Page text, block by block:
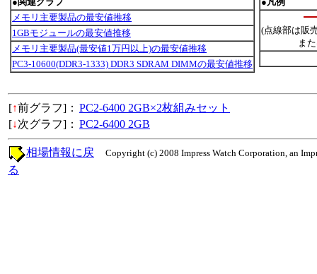
メモリ主要製品の最安値推移
1GBモジュールの最安値推移
メモリ主要製品(最安値1万円以上)の最安値推移
PC3-10600(DDR3-1333) DDR3 SDRAM DIMMの最安値推移
(点線部は販
ま
[↑前グラフ]： PC2-6400 2GB×2枚組みセット
[↓次グラフ]： PC2-6400 2GB
Copyright (c) 2008 Impress Watch Corporation, an
相場情報に戻
る